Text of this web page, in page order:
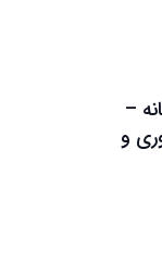
–
و